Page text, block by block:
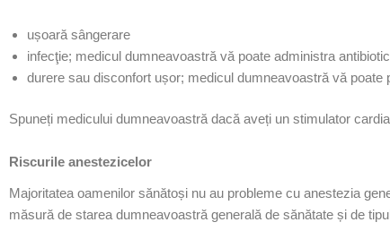
ușoară sângerare
infecţie; medicul dumneavoastră vă poate administra
durere sau disconfort ușor; medicul dumneavoastră vă poate
Spuneți medicului dumneavoastră dacă aveți un stimulator
Riscurile anestezicelor
Majoritatea oamenilor sănătoși nu au probleme cu anestezia
măsură de starea dumneavoastră generală de sănătate și de